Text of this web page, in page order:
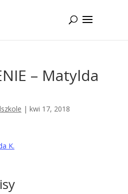
– Matylda
| kwi 17, 2018
K.